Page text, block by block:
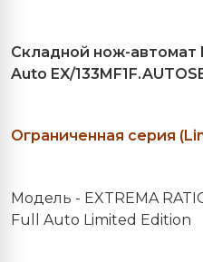
Складной нож-автомат
Auto EX/
Ограниченная серия
Модель - EXTREMA
Full Auto Limited Edition